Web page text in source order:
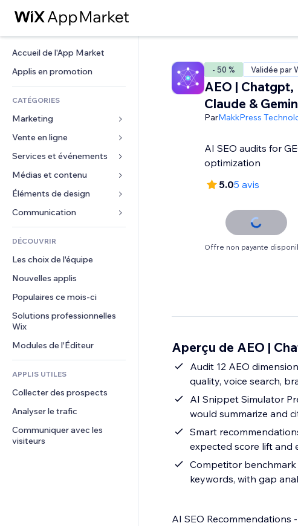
Accueil de l'App Market
Applis en promotion
CATÉGORIES
Marketing
Publicités
Mobile
Données analytiques
Réseaux sociaux
Classement de sites
E-mail
Vente en ligne
Applis pour les boutiques
Expédition et livraison
Boutons Vente
Comptabilité
Coupons et fidélisation
Solutions d'entreposage
Financement participatif
Alimentation et boissons
Services et événements
Hôtels
Événements
Restaurants
Immobilier
Réservations
Médias et contenu
Galerie
Musique
Podcasts
Photographie
Vidéo
PDF
Partage de fichiers
Actualités
Services de contenu
Effets de texte
Éléments de design
Cartes et navigation
Confidentialité
Horloge
Modèles de pages
Effets sur images
Boutons et menus
Bannières et badges
Calculateurs
Rechercher
Formulaires
Sondages
Chat
Commentaires
Téléphone
Communauté
Avis et commentaires
DÉCOUVRIR
Les choix de l'équipe
Nouvelles applis
Populaires ce mois‑ci
Solutions professionnelles
Wix
Modules de l'Éditeur
APPLIS UTILES
Collecter des prospects
Analyser le trafic
Communiquer avec les
visiteurs
- 50 % Validée par
AEO | Chatgpt,
Claude &
ParMakkPress
AI SEO audits for
optimization
5.05 avis
Offre non payante
Aperçu de AEO |
Audit 12 AEO
quality, voice search,
AI Snippet Simulator
would summarize and
Smart
expected score lift and
Competitor
keywords, with gap
AI SEO Recommendations - Get found in the age of AI search.